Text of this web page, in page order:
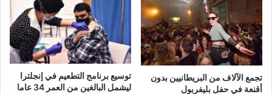
تجمع الآلاف من البريطانيين بدون
أقنعة في حفل بليفربول
توسيع برنامج التطعيم في إنجلترا
ليشمل البالغين من العمر 34 عاما